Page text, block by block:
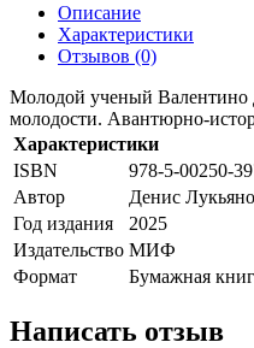
Описание
Характеристики
Отзывов (0)
Молодой ученый Валентино
молодости. Авантюрно-
Характеристики
ISBN
978-5-00250-
Автор
Денис
Год издания
2025
Издательство МИФ
Формат
Бумажная
Написать отзыв